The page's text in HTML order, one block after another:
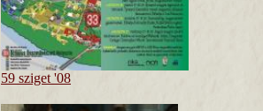
59 sziget '08